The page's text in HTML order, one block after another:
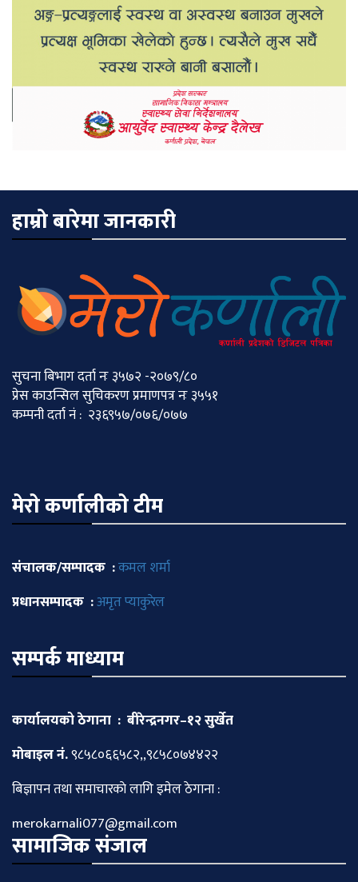
हाम्रो बारेमा जानकारी
सुचना बिभाग दर्ता नः ३५७२ -२०७९/८०
प्रेस काउन्सिल सुचिकरण प्रमाणपत्र नः ३५५१
कम्पनी दर्ता नं : २३६९५७/०७६/०७७
मेराे कर्णालीकाे टीम
संचालक/सम्पादक :कमल शर्मा
प्रधानसम्पादक :अमृत प्याकुरेल
सम्पर्क माध्याम
कार्यालयको ठेगाना : बीरेन्द्रनगर–१२ सुर्खेत
माेबाइल नं.९८५८०६६५८२,,९८५८०७४४२२
बिज्ञापन तथा समाचारकाे लागि इमेल ठेगाना :
merokarnali077@gmail.com
सामाजिक संजाल